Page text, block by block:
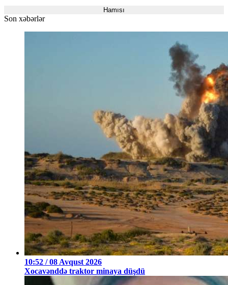
Hamısı
Son xəbərlər
10:52 / 08 Avqust 2026
Xocavənddə traktor minaya düşdü